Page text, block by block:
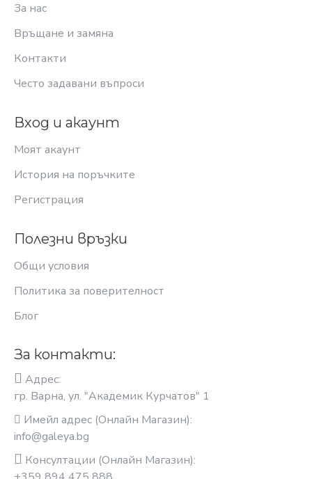
За нас
Връщане и замяна
Контакти
Често задавани въпроси
Вход и акаунт
Моят акаунт
История на поръчките
Регистрация
Полезни връзки
Общи условия
Политика за поверителност
Блог
За контакти:
Адрес:
гр. Варна, ул. "Академик Курчатов" 1
Имейл адрес (Онлайн Магазин):
info@galeya.bg
Консултации (Онлайн Магазин):